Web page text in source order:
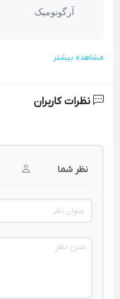
آرگونومیک
مشاهده بیشتر
نظرات کاربران
نظر شما